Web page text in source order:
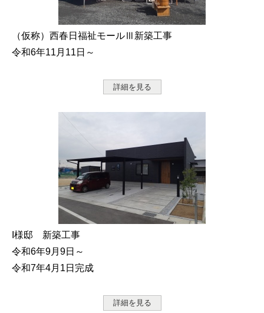
（仮称）西春日福祉モールⅢ新築工事
令和6年11月11日～
詳細を見る
I様邸 新築工事
令和6年9月9日～
令和7年4月1日完成
詳細を見る